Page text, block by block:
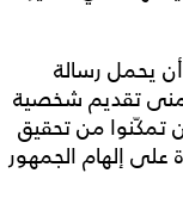
يحمل رسالة
تقديم شخصية
تمكّنوا من تحقيق
على إلهام الجمهور